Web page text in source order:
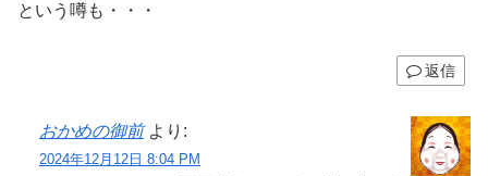
という噂も・・・
返信
おかめの御前 より:
2024年12月12日 8:04 PM